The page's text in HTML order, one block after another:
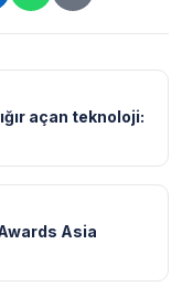
açan teknoloji:
Asia